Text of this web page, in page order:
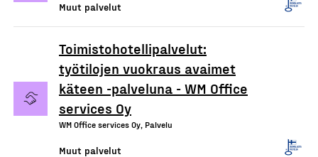
Muut palvelut
Toimistohotellipalvelut:
työtilojen vuokraus avaimet
käteen -palveluna - WM Office
services Oy
WM Office services Oy, Palvelu
Muut palvelut